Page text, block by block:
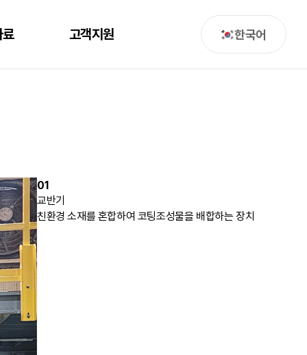
료 고객지원 한국어
01
교반기
친환경 소재를 혼합하여 코팅조성물을 배합하는 장치